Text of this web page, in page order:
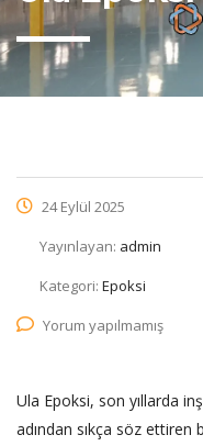
24 Eylül 2025
Yayınlayan: admin
Kategori: Epoksi
Yorum yapılmamış
Ula Epoksi, son yıllarda
adından sıkça söz ettiren